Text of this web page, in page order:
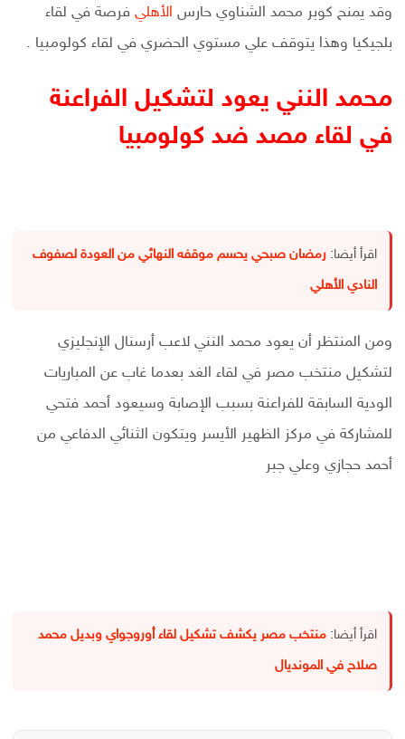
وقد يمنح كوبر محمد الشناوي حارس الأهلي فرصة في لقاء
بلجيكيا وهذا يتوقف علي مستوي الحضري في لقاء كولومبيا .
محمد النني يعود لتشكيل الفراعنة
في لقاء مصد ضد كولومبيا
اقرأ أيضا: رمضان صبحي يحسم موقفه النهائي من العودة لصفوف
النادي الأهلي
ومن المنتظر أن يعود محمد النني لاعب أرسنال الإنجليزي
لتشكيل منتخب مصر في لقاء الغد بعدما غاب عن المباريات
الودية السابقة للفراعنة بسبب الإصابة وسيعود أحمد فتحي
للمشاركة في مركز الظهير الأيسر ويتكون الثنائي الدفاعي من
أحمد حجازي وعلي جبر
اقرأ أيضا: منتخب مصر يكشف تشكيل لقاء أوروجواي وبديل محمد
صلاح في المونديال